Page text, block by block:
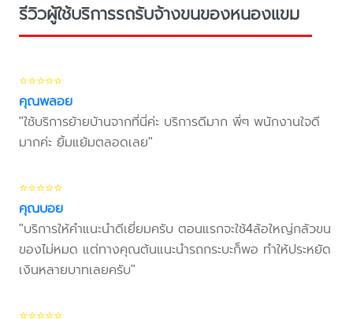
รีวิวผู้ใช้บริการรถรับจ้างขนของหนองแขม
⭐⭐⭐⭐⭐
คุณพลอย
"ใช้บริการย้ายบ้านจากที่นี่ค่ะ บริการดีมาก พี่ๆ พนักงานใจดี
มากค่ะ ยิ้มแย้มตลอดเลย"
⭐⭐⭐⭐⭐
คุณบอย
"บริการให้คำแนะนำดีเยี่ยมครับ ตอนแรกจะใช้4ล้อใหญ่กลัวขน
ของไม่หมด แต่ทางคุณต้นแนะนำรถกระบะก็พอ ทำให้ประหยัด
เงินหลายบาทเลยครับ"
⭐⭐⭐⭐⭐